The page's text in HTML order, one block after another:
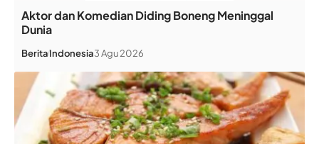
Aktor dan Komedian Diding Boneng Meninggal
Dunia
BeritaIndonesia3 Agu 2026